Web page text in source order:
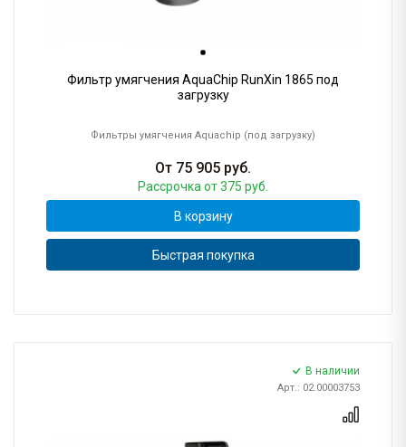
Фильтр умягчения AquaChip RunXin 1865 под
загрузку
Фильтры умягчения Aquachip (под загрузку)
От 75 905 руб.
Рассрочка от 375 руб.
В корзину
Быстрая покупка
В наличии
Арт.: 02.00003753